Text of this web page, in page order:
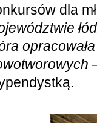
dla